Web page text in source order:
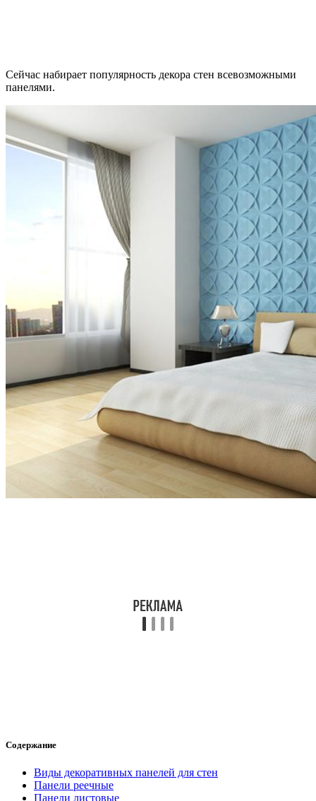
Сейчас набирает популярность декора стен всевозможными
панелями.
Содержание
Виды декоративных панелей для стен
Панели реечные
Панели листовые